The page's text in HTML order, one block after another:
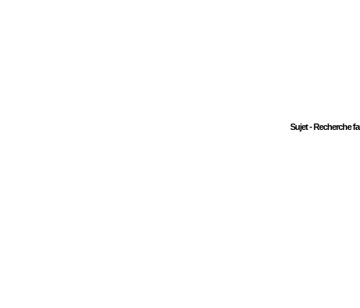
Sujet - Recherche